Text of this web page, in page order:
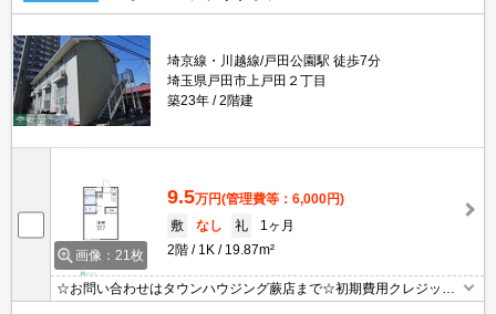
埼京線・川越線/戸田公園駅 徒歩7分
埼玉県戸田市上戸田２丁目
築23年
2階建
画像：21枚
9.5万円(管理費等：6,000円)
敷
なし 礼
1ヶ月
2階
1K 19.87m²
☆お問い合わせはタウンハウジング蕨店まで☆初期費用クレジット
決済相談☆オンラインでの内見・契約もお気軽にご相談ください！